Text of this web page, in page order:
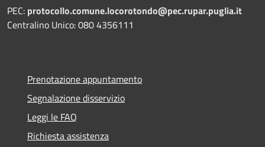
PEC: protocollo.comune.locorotondo@pec.rupar.puglia.it
Centralino Unico: 080 4356111
Prenotazione appuntamento
Segnalazione disservizio
Leggi le FAQ
Richiesta assistenza